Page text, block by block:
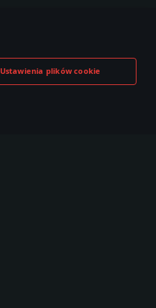
Ustawienia plików cookie